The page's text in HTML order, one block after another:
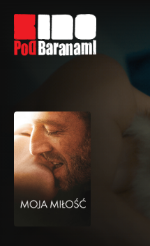
Linki ułatwień